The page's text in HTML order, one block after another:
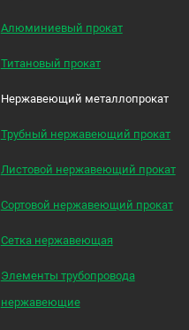
Алюминиевый прокат
Титановый прокат
Нержавеющий металлопрокат
Трубный нержавеющий прокат
Листовой нержавеющий прокат
Сортовой нержавеющий прокат
Сетка нержавеющая
Элементы трубопровода
нержавеющие